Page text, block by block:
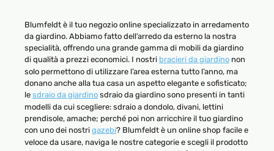
Blumfeldt è il tuo negozio online specializzato in arredamento
da giardino. Abbiamo fatto dell’arredo da esterno la nostra
specialità, offrendo una grande gamma di mobili da giardino
di qualità a prezzi economici. I nostri bracieri da giardino non
solo permettono di utilizzare l’area esterna tutto l’anno, ma
donano anche alla tua casa un aspetto elegante e sofisticato;
le sdraio da giardino sdraio da giardino sono presenti in tanti
modelli da cui scegliere: sdraio a dondolo, divani, lettini
prendisole, amache; perché poi non arricchire il tuo giardino
con uno dei nostri gazebi? Blumfeldt è un online shop facile e
veloce da usare, naviga le nostre categorie e scegli il prodotto